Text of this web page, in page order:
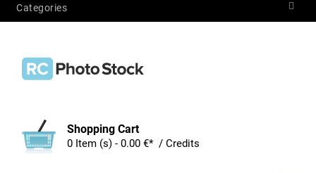
Categories
Shopping Cart
0 Item (s) - 0.00 €* / Credits